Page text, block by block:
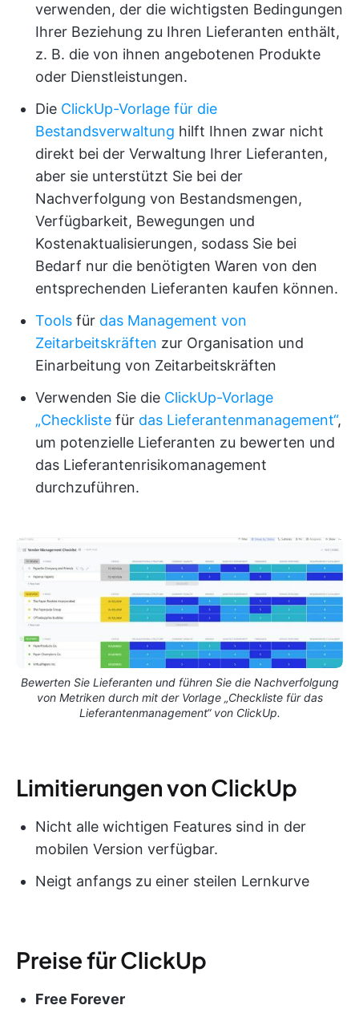
verwenden, der die wichtigsten Bedingungen
Ihrer Beziehung zu Ihren Lieferanten enthält,
z. B. die von ihnen angebotenen Produkte
oder Dienstleistungen.
Die ClickUp-Vorlage für die
Bestandsverwaltung hilft Ihnen zwar nicht
direkt bei der Verwaltung Ihrer Lieferanten,
aber sie unterstützt Sie bei der
Nachverfolgung von Bestandsmengen,
Verfügbarkeit, Bewegungen und
Kostenaktualisierungen, sodass Sie bei
Bedarf nur die benötigten Waren von den
entsprechenden Lieferanten kaufen können.
Tools für das Management von
Zeitarbeitskräften zur Organisation und
Einarbeitung von Zeitarbeitskräften
Verwenden Sie die ClickUp-Vorlage
„Checkliste für das Lieferantenmanagement“,
um potenzielle Lieferanten zu bewerten und
das Lieferantenrisikomanagement
durchzuführen.
Bewerten Sie Lieferanten und führen Sie die Nachverfolgung
von Metriken durch mit der Vorlage „Checkliste für das
Lieferantenmanagement“ von ClickUp.
Limitierungen von ClickUp
Nicht alle wichtigen Features sind in der
mobilen Version verfügbar.
Neigt anfangs zu einer steilen Lernkurve
Preise für ClickUp
Free Forever